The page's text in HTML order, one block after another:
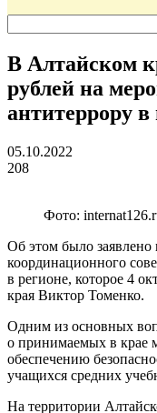
В Алтайском
рублей на
антитеррору
05.10.2022
208
Фото:
Об этом было заявлено
координационного
в регионе, которое 4
края Виктор Томенко.
Одним из основных
о принимаемых в крае
обеспечению
учащихся средних
На территории